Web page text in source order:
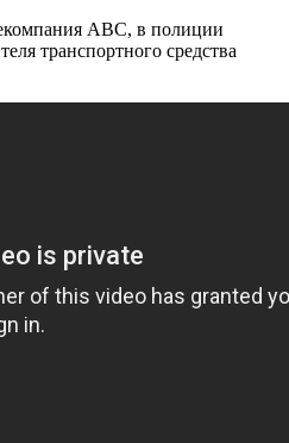
ABC, в полиции
транспортного средства